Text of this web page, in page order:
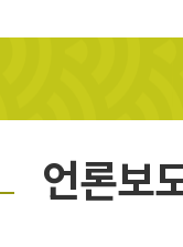
언론보